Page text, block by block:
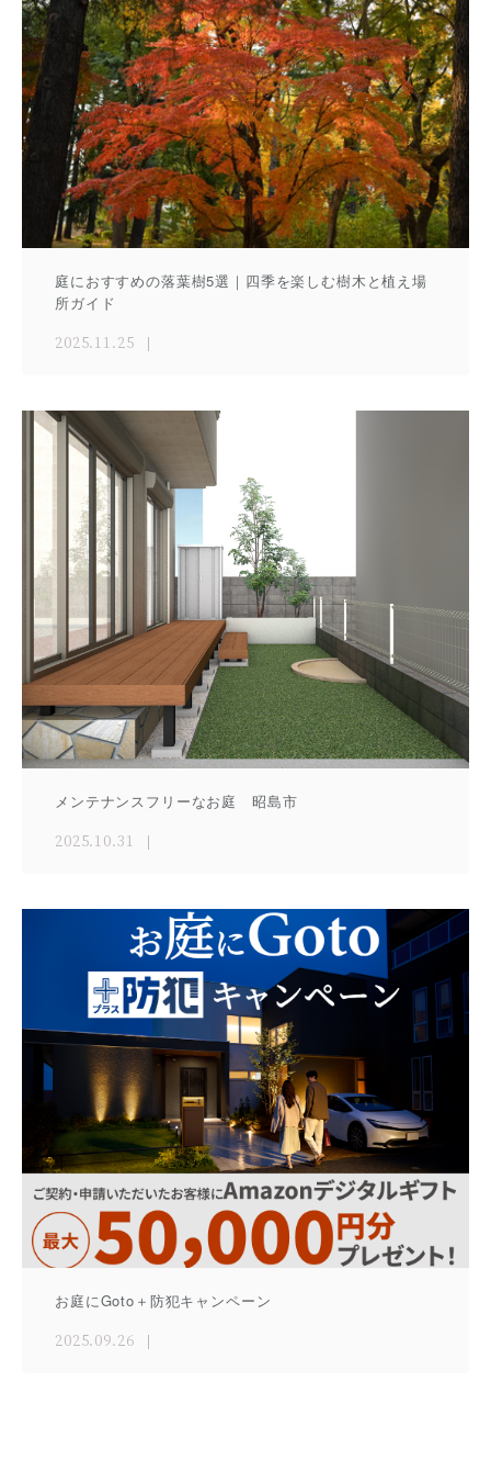
庭におすすめの落葉樹5選｜四季を楽しむ樹木と植え場
所ガイド
2025.11.25
メンテナンスフリーなお庭 昭島市
2025.10.31
お庭にGoto＋防犯キャンペーン
2025.09.26